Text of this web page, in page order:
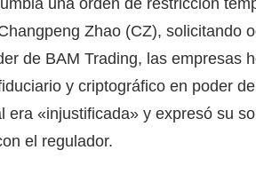
Zhao (CZ), solicitando
de BAM Trading, las empresas
y criptográfico en poder
era «injustificada» y expresó su
el regulador.